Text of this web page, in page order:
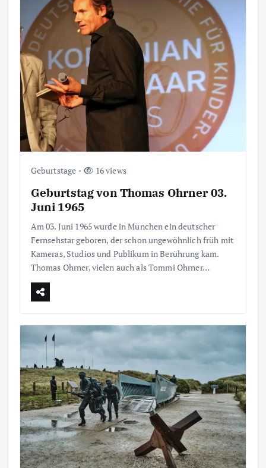
Geburtstage 16 views
Geburtstag von Thomas Ohrner 03.
Juni 1965
Am 03. Juni 1965 wurde in München ein deutscher
Fernsehstar geboren, der schon ungewöhnlich früh mit
Kameras, Studios und Publikum in Berührung kam.
Thomas Ohrner, vielen auch als Tommi Ohrner…